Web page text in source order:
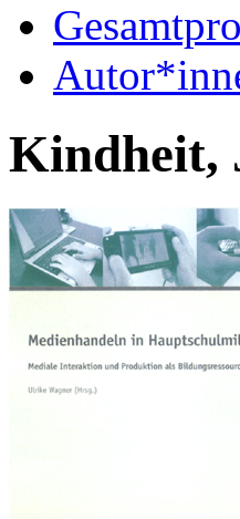
Kindheit,